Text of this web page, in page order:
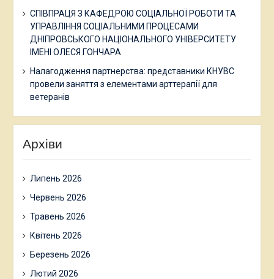
СПІВПРАЦЯ З КАФЕДРОЮ СОЦІАЛЬНОЇ РОБОТИ ТА
УПРАВЛІННЯ СОЦІАЛЬНИМИ ПРОЦЕСАМИ
ДНІПРОВСЬКОГО НАЦІОНАЛЬНОГО УНІВЕРСИТЕТУ
ІМЕНІ ОЛЕСЯ ГОНЧАРА
Налагодження партнерства: представники КНУВС
провели заняття з елементами арттерапії для
ветеранів
Архіви
Липень 2026
Червень 2026
Травень 2026
Квітень 2026
Березень 2026
Лютий 2026